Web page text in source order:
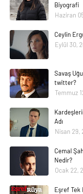
Biyografi
Haziran
Ceylin
Eylül 30,
Savaş
twitter?
Temmuz
Adı
Nisan 29,
Cemal
Nedir?
Ocak 22,
Eşref Tek